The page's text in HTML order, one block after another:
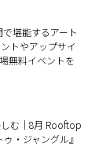
で堪能するアート
トやアップサイ
無料イベントを
む｜8月 Rooftop
・ジャングル』